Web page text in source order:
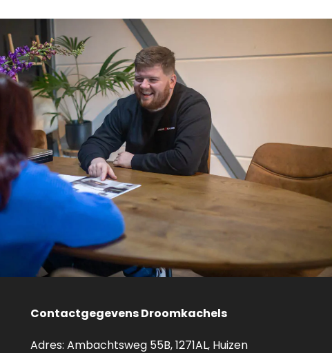
Contactgegevens Droomkachels
Adres: Ambachtsweg 55B, 1271AL, Huizen